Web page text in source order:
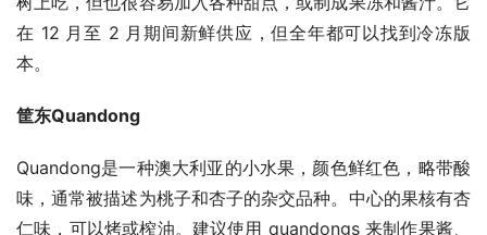
在 12 月至 2 月期间新鲜供应，但全年都可以找到冷冻版
本。
筐东Quandong
Quandong是一种澳大利亚的小水果，颜色鲜红色，略带酸
味，通常被描述为桃子和杏子的杂交品种。中心的果核有杏
仁味，可以烤或榨油。建议使用 quandongs 来制作果酱、